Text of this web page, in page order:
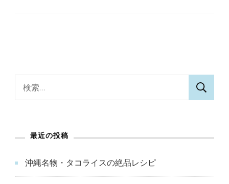
最近の投稿
沖縄名物・タコライスの絶品レシピ